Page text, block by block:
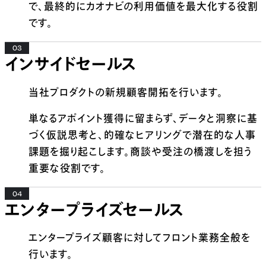
で、最終的にカオナビの利用価値を最大化する役割
です。
03
インサイドセールス
当社プロダクトの新規顧客開拓を行います。
単なるアポイント獲得に留まらず、データと洞察に基
づく仮説思考と、的確なヒアリングで潜在的な人事
課題を掘り起こします。商談や受注の橋渡しを担う
重要な役割です。
04
エンタープライズセールス
エンタープライズ顧客に対してフロント業務全般を
行います。